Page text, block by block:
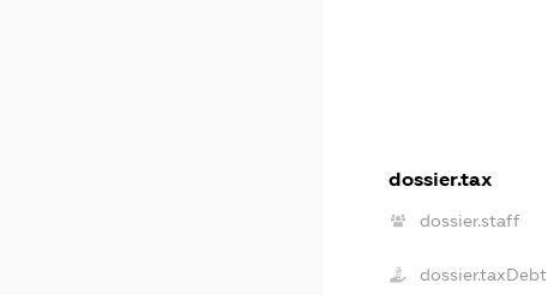
dossier.tax
dossier.staff
dossier.taxDebt